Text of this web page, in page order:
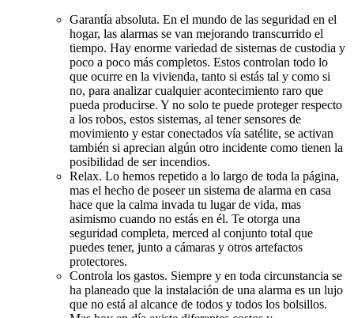
Garantía absoluta. En el mundo de las seguridad en el
hogar, las alarmas se van mejorando transcurrido el
tiempo. Hay enorme variedad de sistemas de custodia y
poco a poco más completos. Estos controlan todo lo
que ocurre en la vivienda, tanto si estás tal y como si
no, para analizar cualquier acontecimiento raro que
pueda producirse. Y no solo te puede proteger respecto
a los robos, estos sistemas, al tener sensores de
movimiento y estar conectados vía satélite, se activan
también si aprecian algún otro incidente como tienen la
posibilidad de ser incendios.
Relax. Lo hemos repetido a lo largo de toda la página,
mas el hecho de poseer un sistema de alarma en casa
hace que la calma invada tu lugar de vida, mas
asimismo cuando no estás en él. Te otorga una
seguridad completa, merced al conjunto total que
puedes tener, junto a cámaras y otros artefactos
protectores.
Controla los gastos. Siempre y en toda circunstancia se
ha planeado que la instalación de una alarma es un lujo
que no está al alcance de todos y todos los bolsillos.